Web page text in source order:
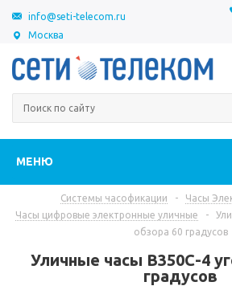
Москва
info@seti-telecom.ru
МЕНЮ
Системы часофикации - Часы
Часы цифровые электронные уличные
-
обзора 60 градусов
Уличные часы В350С-4
градусов